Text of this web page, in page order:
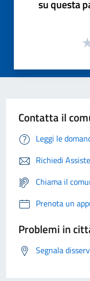
su questa
Contatta il
Leggi le
Richiedi
Chiama il
Prenota un
Problemi in
Segnala